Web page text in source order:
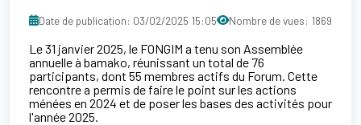
Date de publication: 03/02/2025 15:05 Nombre de vues: 1869
Le 31 janvier 2025, le FONGIM a tenu son Assemblée
annuelle à bamako, réunissant un total de 76
participants, dont 55 membres actifs du Forum. Cette
rencontre a permis de faire le point sur les actions
ménées en 2024 et de poser les bases des activités pour
l'année 2025.